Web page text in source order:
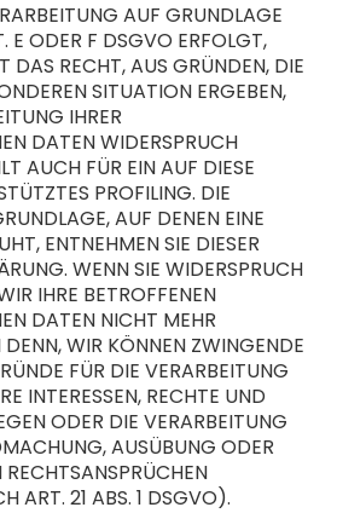
AUF GRUNDLAGE
E ODER F DSGVO ERFOLGT,
DAS RECHT, AUS GRÜNDEN, DIE
SITUATION ERGEBEN,
IHRER
DATEN WIDERSPRUCH
AUCH FÜR EIN AUF DIESE
PROFILING. DIE
AUF DENEN EINE
ENTNEHMEN SIE DIESER
WENN SIE WIDERSPRUCH
IHRE BETROFFENEN
DATEN NICHT MEHR
DENN, WIR KÖNNEN ZWINGENDE
FÜR DIE VERARBEITUNG
INTERESSEN, RECHTE UND
ODER DIE VERARBEITUNG
AUSÜBUNG ODER
ART. 21 ABS. 1 DSGVO).